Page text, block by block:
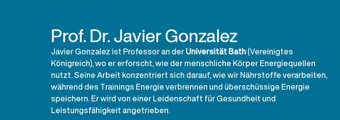
Prof. Dr. Javier Gonzalez
Javier Gonzalez ist Professor an derUniversität Bath(Vereinigtes
Königreich), wo er erforscht, wie der menschliche Körper Energiequellen
nutzt. Seine Arbeit konzentriert sich darauf, wie wir Nährstoffe verarbeiten,
während des Trainings Energie verbrennen und überschüssige Energie
speichern. Er wird von einer Leidenschaft für Gesundheit und
Leistungsfähigkeit angetrieben.